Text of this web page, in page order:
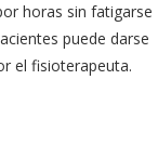
horas sin fatigarse
puede darse
el fisioterapeuta.